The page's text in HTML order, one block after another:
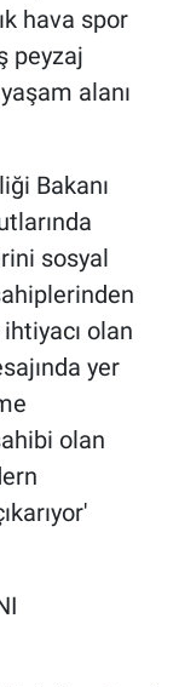
hava spor
peyzaj
alanı
Bakanı
sosyal
olan
yer
olan